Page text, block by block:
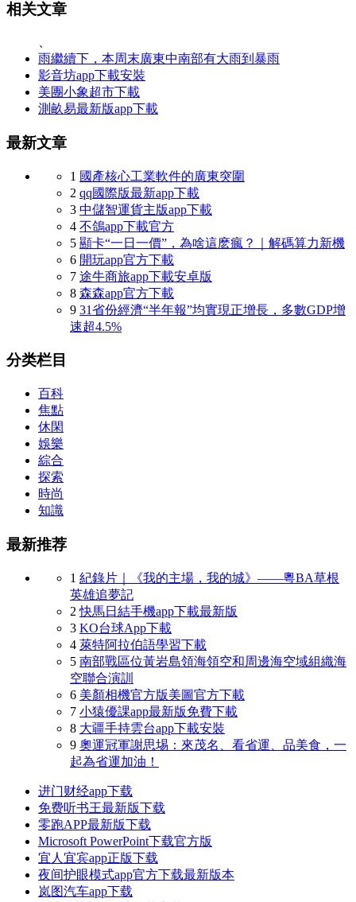
相关文章
雨繼續下，本周末廣東中南部有大雨到暴雨
影音坊app下載安裝
美團小象超市下載
測畝易最新版app下載
最新文章
1 國產核心工業軟件的廣東突圍
2 qq國際版最新app下載
3 中儲智運貨主版app下載
4 不鴿app下載官方
5 顯卡“一日一價”，為啥這麽瘋？｜解碼算力新機
6 開玩app官方下載
7 途牛商旅app下載安卓版
8 森森app官方下載
9 31省份經濟“半年報”均實現正增長，多數GDP增
速超4.5%
分类栏目
百科
焦點
休閑
娛樂
綜合
探索
時尚
知識
最新推荐
1 紀錄片｜《我的主場，我的城》——粵BA草根
英雄追夢記
2 快馬日結手機app下載最新版
3 KO台球App下載
4 萊特阿拉伯語學習下載
5 南部戰區位黃岩島領海領空和周邊海空域組織海
空聯合演訓
6 美顏相機官方版美圖官方下載
7 小猿優課app最新版免費下載
8 大疆手持雲台app下載安裝
9 奧運冠軍謝思埸：來茂名、看省運、品美食，一
起為省運加油！
进门财经app下载
免费听书王最新版下载
零跑APP最新版下载
Microsoft PowerPoint下载官方版
宜人宜宾app正版下载
夜间护眼模式app官方下载最新版本
岚图汽车app下载